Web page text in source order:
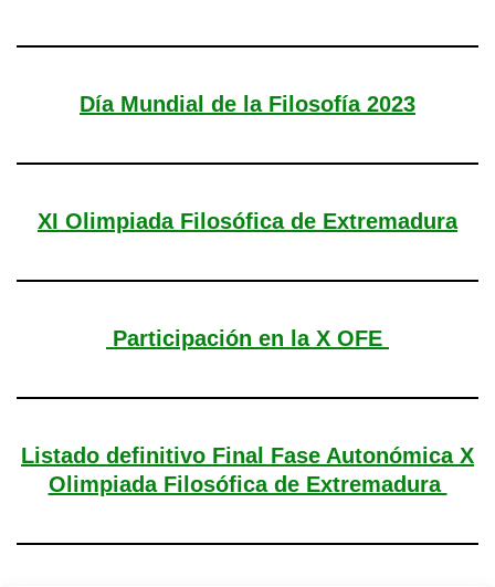
Día Mundial de la Filosofía 2023
XI Olimpiada Filosófica de Extremadura
Participación en la X OFE
Listado definitivo Final Fase Autonómica X
Olimpiada Filosófica de Extremadura